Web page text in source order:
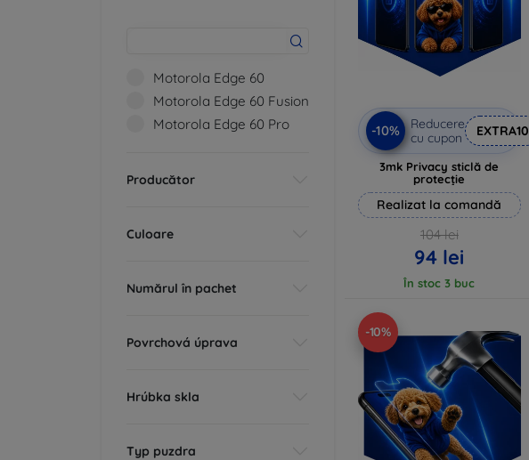
Motorola Edge 60
Motorola Edge 60 Fusion
Motorola Edge 60 Pro
Producător
Culoare
Numărul în pachet
Povrchová úprava
Hrúbka skla
Typ puzdra
-10%
Reducere
cu cupon
EXTRA10
3mk Privacy sticlă de
protecție
Realizat la comandă
104 lei
94 lei
În stoc 3 buc
-10%